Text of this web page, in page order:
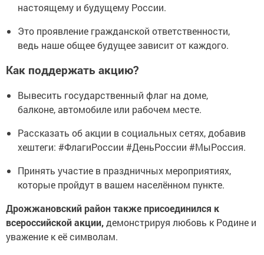
настоящему и будущему России.
Это проявление гражданской ответственности,
ведь наше общее будущее зависит от каждого.
Как поддержать акцию?
Вывесить государственный флаг на доме,
балконе, автомобиле или рабочем месте.
Рассказать об акции в социальных сетях, добавив
хештеги: #ФлагиРоссии #ДеньРоссии #МыРоссия.
Принять участие в праздничных мероприятиях,
которые пройдут в вашем населённом пункте.
Дрожжановский район также присоединился к
всероссийской акции,демонстрируя любовь к Родине и
уважение к её символам.